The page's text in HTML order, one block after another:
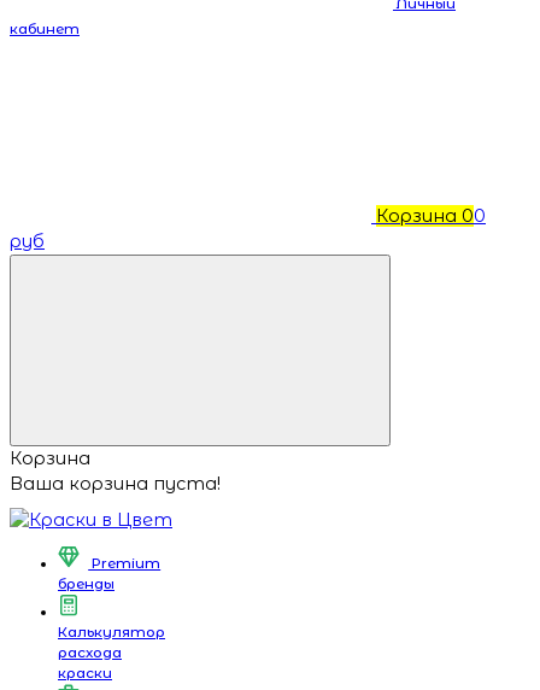
кабинет
Корзина 00
руб
Корзина
Ваша корзина пуста!
Premium
бренды
Калькулятор
расхода
краски